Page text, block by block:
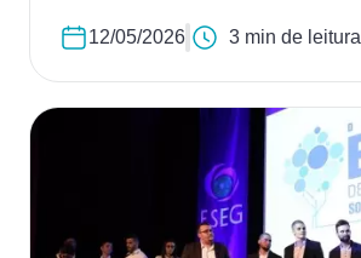
12/05/2026 3 min de leitura